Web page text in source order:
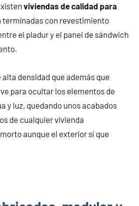
viviendas de calidad para
terminadas con revestimiento
el pladur y el panel de sándwich
densidad que además que
para ocultar los elementos de
y luz, quedando unos acabados
de cualquier vivienda
aunque el exterior sí que